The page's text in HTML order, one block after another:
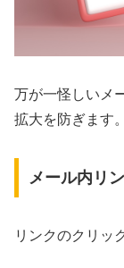
万が一怪しいメ
拡大を防ぎます。
メール内リ
リンクのクリッ